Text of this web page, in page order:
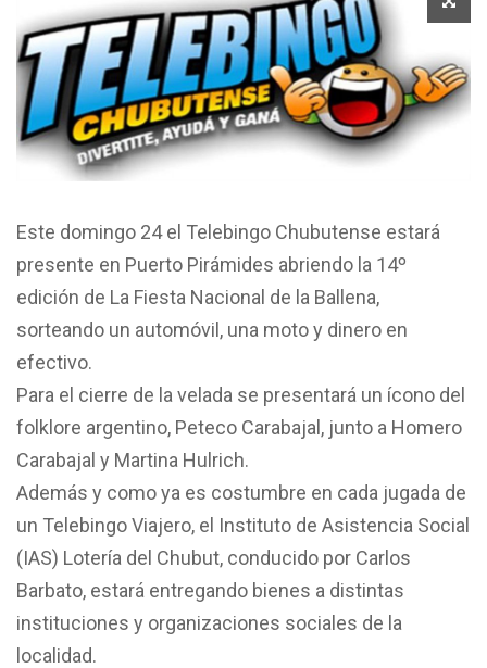
Este domingo 24 el Telebingo Chubutense estará
presente en Puerto Pirámides abriendo la 14º
edición de La Fiesta Nacional de la Ballena,
sorteando un automóvil, una moto y dinero en
efectivo.
Para el cierre de la velada se presentará un ícono del
folklore argentino, Peteco Carabajal, junto a Homero
Carabajal y Martina Hulrich.
Además y como ya es costumbre en cada jugada de
un Telebingo Viajero, el Instituto de Asistencia Social
(IAS) Lotería del Chubut, conducido por Carlos
Barbato, estará entregando bienes a distintas
instituciones y organizaciones sociales de la
localidad.